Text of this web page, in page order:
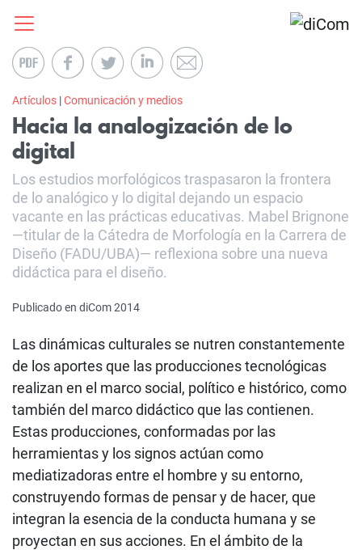
Artículos |Comunicación y medios
Hacia la analogización de lo
digital
Los estudios morfológicos traspasaron la frontera
de lo analógico y lo digital dejando un espacio
vacante en las prácticas educativas. Mabel Brignone
—titular de la Cátedra de Morfología en la Carrera de
Diseño (FADU/UBA)— reflexiona sobre una nueva
didáctica para el diseño.
Publicado en diCom 2014
Las dinámicas culturales se nutren constantemente
de los aportes que las producciones tecnológicas
realizan en el marco social, político e histórico, como
también del marco didáctico que las contienen.
Estas producciones, conformadas por las
herramientas y los signos actúan como
mediatizadoras entre el hombre y su entorno,
construyendo formas de pensar y de hacer, que
integran la esencia de la conducta humana y se
proyectan en sus acciones. En el ámbito de la